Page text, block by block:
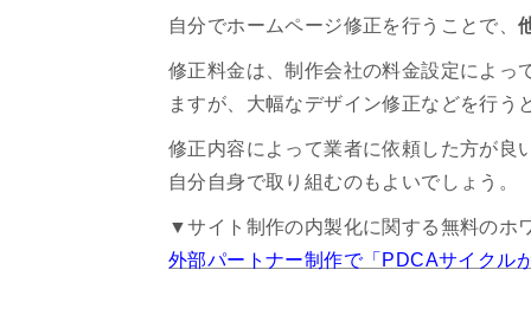
自分でホームページ修正を行うことで、
修正料金は、制作会社の料金設定によっ
ますが、大幅なデザイン修正などを行う
修正内容によって業者に依頼した方が良
自分自身で取り組むのもよいでしょう。
▼サイト制作の内製化に関する無料のホ
外部パートナー制作で「PDCAサイクル